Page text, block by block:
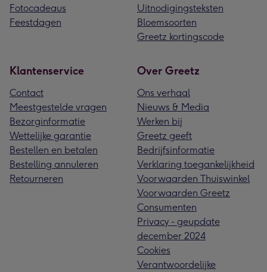
Fotocadeaus
Feestdagen
Uitnodigingsteksten
Bloemsoorten
Greetz kortingscode
Klantenservice
Contact
Meestgestelde vragen
Bezorginformatie
Wettelijke garantie
Bestellen en betalen
Bestelling annuleren
Retourneren
Over Greetz
Ons verhaal
Nieuws & Media
Werken bij
Greetz geeft
Bedrijfsinformatie
Verklaring toegankelijkheid
Voorwaarden Thuiswinkel
Voorwaarden Greetz
Consumenten
Privacy - geupdate
december 2024
Cookies
Verantwoordelijke